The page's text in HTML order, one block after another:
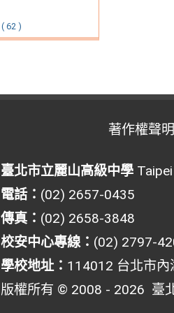
( 62 )
著作權聲明
臺北市立麗山高級中學Taipei
電話： (02) 2657-0435
傳真： (02) 2658-3848
校安中心專線： (02) 2797-
學校地址： 114012 台北市
版權所有 © 2008 - 2026 臺